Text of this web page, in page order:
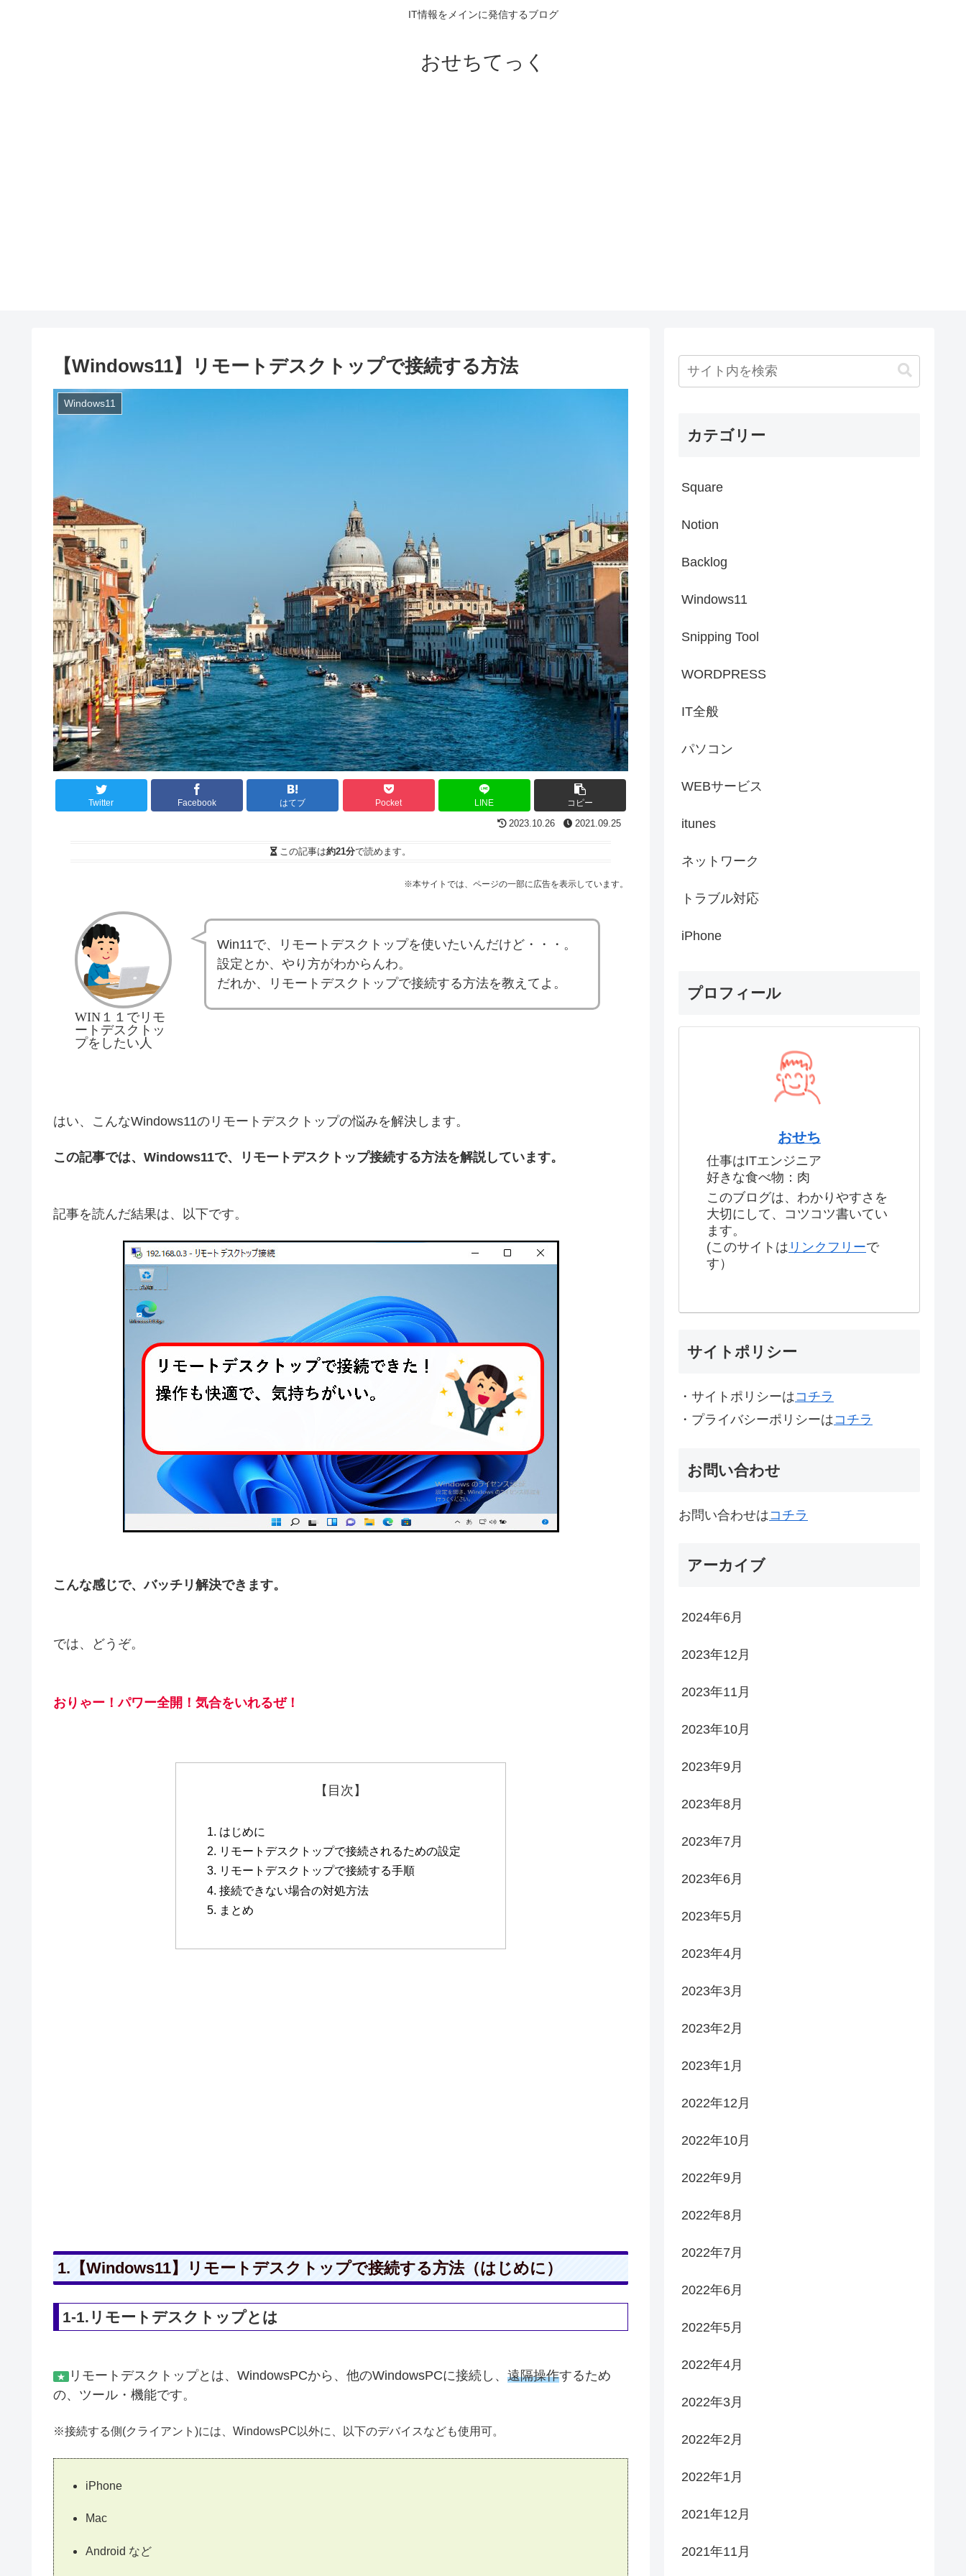
IT情報をメインに発信するブログ
おせちてっく
【Windows11】リモートデスクトップで接続する方法
Windows11
Twitter Facebook はてブ Pocket LINE コピー
2023.10.26 2021.09.25
この記事は約21分で読めます。
※本サイトでは、ページの一部に広告を表示しています。
WIN１１でリモ
ートデスクトッ
プをしたい人
Win11で、リモートデスクトップを使いたいんだけど・・・。
設定とか、やり方がわからんわ。
だれか、リモートデスクトップで接続する方法を教えてよ。
はい、こんなWindows11のリモートデスクトップの悩みを解決します。
この記事では、Windows11で、リモートデスクトップ接続する方法を解説しています。
記事を読んだ結果は、以下です。
こんな感じで、バッチリ解決できます。
では、どうぞ。
おりゃー！パワー全開！ 気合をいれるぜ！
【目次】
1. はじめに
2. リモートデスクトップで接続されるための設定
3. リモートデスクトップで接続する手順
4. 接続できない場合の対処方法
5. まとめ
1.【Windows11】リモートデスクトップで接続する方法（はじめに）
1-1.リモートデスクトップとは
★ リモートデスクトップとは、WindowsPCから、他のWindowsPCに接続し、 遠隔操作するため
の、ツール・機能です。
※接続する側(クライアント)には、WindowsPC以外に、以下のデバイスなども使用可。
iPhone
Mac
Android など
カテゴリー
Square
Notion
Backlog
Windows11
Snipping Tool
WORDPRESS
IT全般
パソコン
WEBサービス
itunes
ネットワーク
トラブル対応
iPhone
プロフィール
おせち
仕事はITエンジニア
好きな食べ物：肉
このブログは、わかりやすさを
大切にして、コツコツ書いてい
ます。
(このサイトは リンクフリーで
す）
サイトポリシー
・サイトポリシーはコチラ
・プライバシーポリシーはコチラ
お問い合わせ
お問い合わせはコチラ
アーカイブ
2024年6月
2023年12月
2023年11月
2023年10月
2023年9月
2023年8月
2023年7月
2023年6月
2023年5月
2023年4月
2023年3月
2023年2月
2023年1月
2022年12月
2022年10月
2022年9月
2022年8月
2022年7月
2022年6月
2022年5月
2022年4月
2022年3月
2022年2月
2022年1月
2021年12月
2021年11月